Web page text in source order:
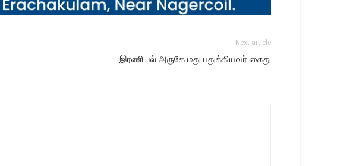
Next article
இரணியல் அருகே மது பதுக்கியவர் கைது